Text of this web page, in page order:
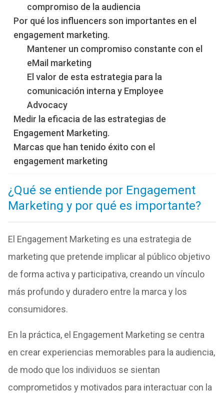
compromiso de la audiencia
Por qué los influencers son importantes en el
engagement marketing.
Mantener un compromiso constante con el
eMail marketing
El valor de esta estrategia para la
comunicación interna y Employee
Advocacy
Medir la eficacia de las estrategias de
Engagement Marketing.
Marcas que han tenido éxito con el
engagement marketing
¿Qué se entiende por Engagement
Marketing y por qué es importante?
El Engagement Marketing es una estrategia de
marketing que pretende implicar al público objetivo
de forma activa y participativa, creando un vínculo
más profundo y duradero entre la marca y los
consumidores.
En la práctica, el Engagement Marketing se centra
en crear experiencias memorables para la audiencia,
de modo que los individuos se sientan
comprometidos y motivados para interactuar con la